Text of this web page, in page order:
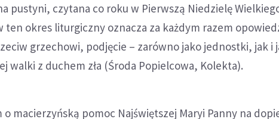
pustyni, czytana co roku w Pierwszą Niedzielę
ten okres liturgiczny oznacza za każdym razem
grzechowi, podjęcie – zarówno jako jednostki, jak i
walki z duchem zła (Środa Popielcowa, Kolekta).
o macierzyńską pomoc Najświętszej Maryi Panny na